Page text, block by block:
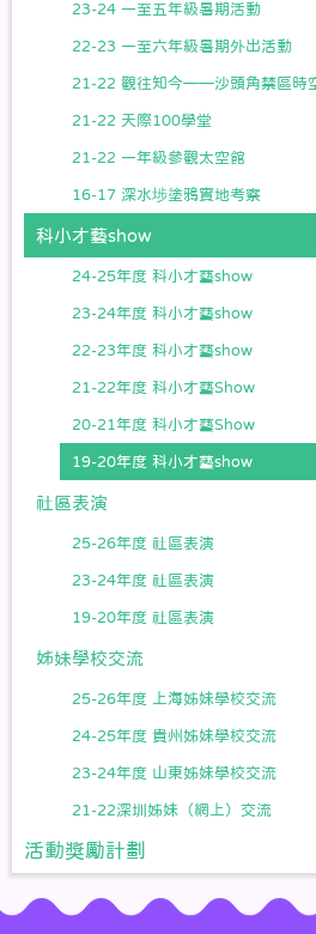
23-24 一至五年級暑期活動
22-23 一至六年級暑期外出活動
21-22 觀往知今——沙頭角禁區時
21-22 天際100學堂
21-22 一年級參觀太空館
16-17 深水埗塗鴉實地考察
科小才藝show
24-25年度 科小才藝show
23-24年度 科小才藝show
22-23年度 科小才藝show
21-22年度 科小才藝Show
20-21年度 科小才藝Show
19-20年度 科小才藝show
社區表演
25-26年度 社區表演
23-24年度 社區表演
19-20年度 社區表演
姊妹學校交流
25-26年度 上海姊妹學校交流
24-25年度 貴州姊妹學校交流
23-24年度 山東姊妹學校交流
21-22深圳姊妹（網上）交流
活動獎勵計劃